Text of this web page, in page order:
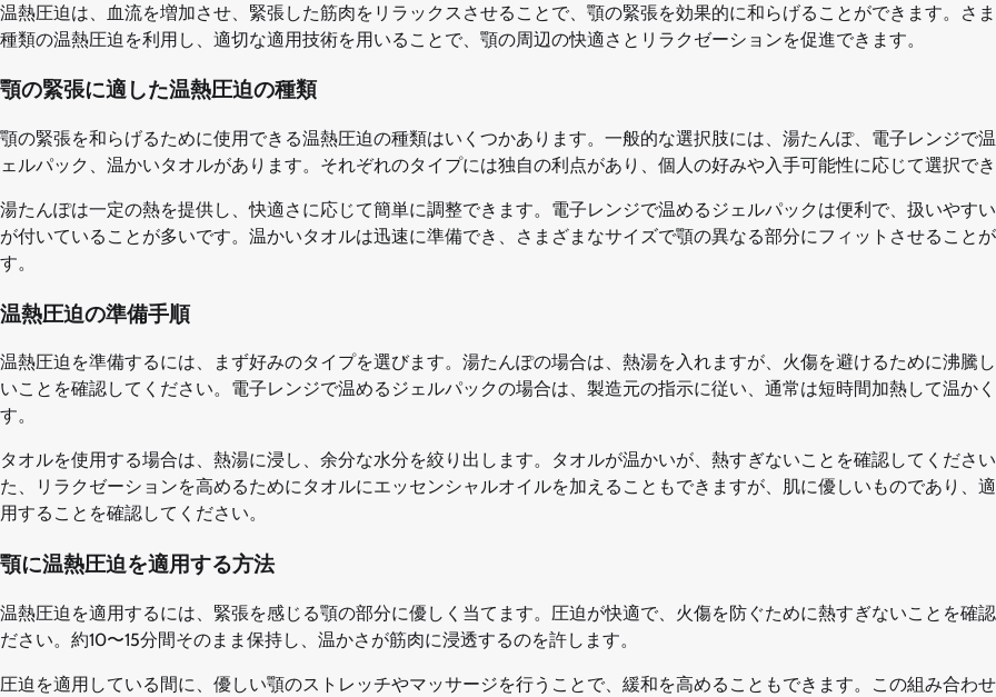
温熱圧迫は、血流を増加させ、緊張した筋肉をリラックスさせることで、顎の緊張を効果的に和らげることができます。さ
種類の温熱圧迫を利用し、適切な適用技術を用いることで、顎の周辺の快適さとリラクゼーションを促進できます。
顎の緊張に適した温熱圧迫の種類
顎の緊張を和らげるために使用できる温熱圧迫の種類はいくつかあります。一般的な選択肢には、湯たんぽ、電子レンジで
ェルパック、温かいタオルがあります。それぞれのタイプには独自の利点があり、個人の好みや入手可能性に応じて選択で
湯たんぽは一定の熱を提供し、快適さに応じて簡単に調整できます。電子レンジで温めるジェルパックは便利で、扱いやす
が付いていることが多いです。温かいタオルは迅速に準備でき、さまざまなサイズで顎の異なる部分にフィットさせること
す。
温熱圧迫の準備手順
温熱圧迫を準備するには、まず好みのタイプを選びます。湯たんぽの場合は、熱湯を入れますが、火傷を避けるために沸騰
いことを確認してください。電子レンジで温めるジェルパックの場合は、製造元の指示に従い、通常は短時間加熱して温か
す。
タオルを使用する場合は、熱湯に浸し、余分な水分を絞り出します。タオルが温かいが、熱すぎないことを確認してくださ
た、リラクゼーションを高めるためにタオルにエッセンシャルオイルを加えることもできますが、肌に優しいものであり、
用することを確認してください。
顎に温熱圧迫を適用する方法
温熱圧迫を適用するには、緊張を感じる顎の部分に優しく当てます。圧迫が快適で、火傷を防ぐために熱すぎないことを確
ださい。約10〜15分間そのまま保持し、温かさが筋肉に浸透するのを許します。
圧迫を適用している間に、優しい顎のストレッチやマッサージを行うことで、緩和を高めることもできます。この組み合わ